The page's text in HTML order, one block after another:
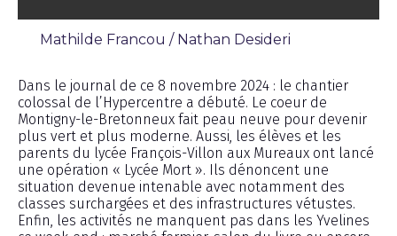
Mathilde Francou / Nathan Desideri
Dans le journal de ce 8 novembre 2024 : le chantier
colossal de l’Hypercentre a débuté. Le coeur de
Montigny-le-Bretonneux fait peau neuve pour devenir
plus vert et plus moderne. Aussi, les élèves et les
parents du lycée François-Villon aux Mureaux ont lancé
une opération « Lycée Mort ». Ils dénoncent une
situation devenue intenable avec notamment des
classes surchargées et des infrastructures vétustes.
Enfin, les activités ne manquent pas dans les Yvelines